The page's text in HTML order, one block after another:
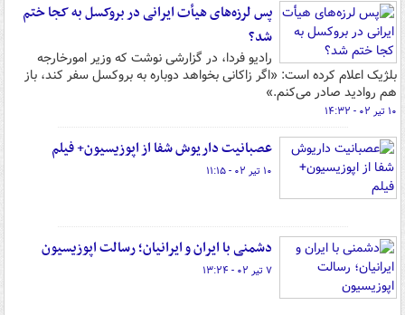
پس لرزه‌های هیأت ایرانی در بروکسل به کجا ختم
شد؟
رادیو فردا، در گزارشی نوشت که وزیر امورخارجه
بلژیک اعلام کرده است: «اگر زاکانی بخواهد دوباره به بروکسل سفر کند، باز
هم روادید صادر می‌کنم.»
۱۰ تیر ۰۲ - ۱۴:۳۲
عصبانیت داریوش شفا از اپوزیسیون+ فیلم
۱۰ تیر ۰۲ - ۱۱:۱۵
دشمنی با ایران و ایرانیان؛ رسالت اپوزیسیون
۷ تیر ۰۲ - ۱۳:۲۴